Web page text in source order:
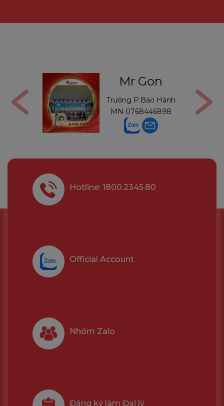
P.Bảo Hành
Mr Thường
Trưởng P.Bảo Hành
MB 0971234540
Hotline: 1800.2345.80
Official Account
Nhóm Zalo
Đăng ký làm Đại lý